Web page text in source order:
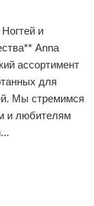
и
Anna
ассортимент
для
Мы стремимся
и любителям